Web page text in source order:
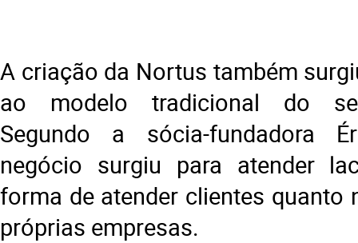
A criação da Nortus também
ao modelo tradicional do
Segundo a sócia-fundadora
negócio surgiu para atender
forma de atender clientes quanto
próprias empresas.